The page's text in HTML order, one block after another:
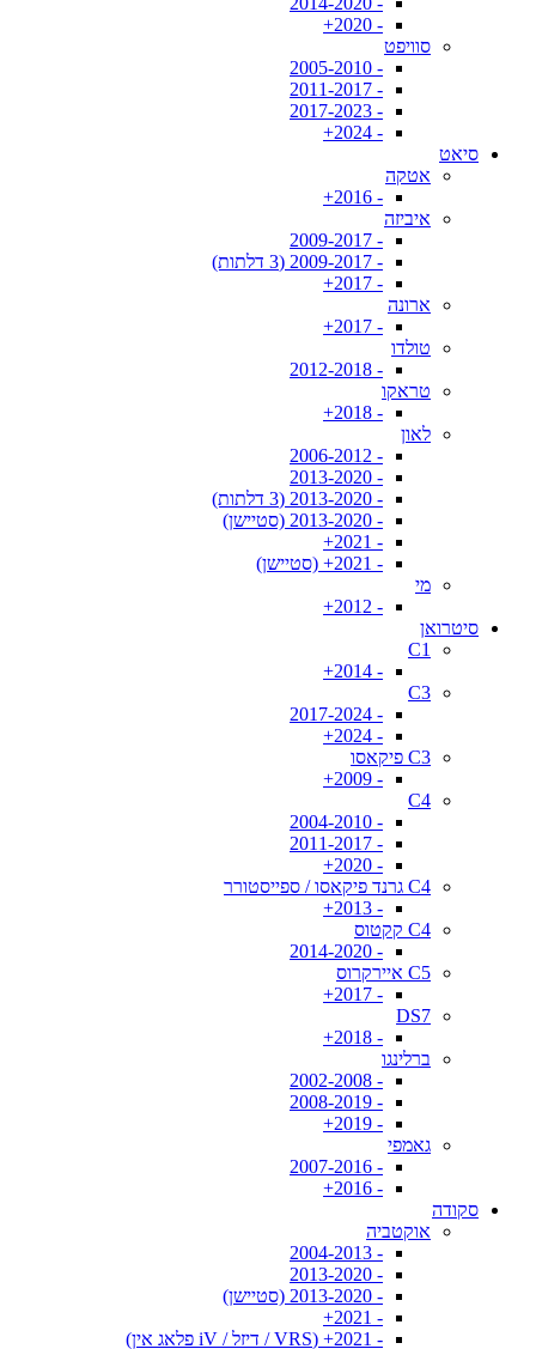
- 2020+
סוויפט
- 2005-2010
- 2011-2017
- 2017-2023
- 2024+
סיאט
אטקה
- 2016+
איביזה
- 2009-2017
- 2009-2017 (3 דלתות)
- 2017+
ארונה
- 2017+
טולדו
- 2012-2018
טראקו
- 2018+
לאון
- 2006-2012
- 2013-2020
- 2013-2020 (3 דלתות)
- 2013-2020 (סטיישן)
- 2021+
- 2021+ (סטיישן)
מי
- 2012+
סיטרואן
C1
- 2014+
C3
- 2017-2024
- 2024+
C3 פיקאסו
- 2009+
C4
- 2004-2010
- 2011-2017
- 2020+
C4 גרנד פיקאסו / ספייסטורר
- 2013+
C4 קקטוס
- 2014-2020
C5 איירקרוס
- 2017+
DS7
- 2018+
ברלינגו
- 2002-2008
- 2008-2019
- 2019+
גאמפי
- 2007-2016
- 2016+
סקודה
אוקטביה
- 2004-2013
- 2013-2020
- 2013-2020 (סטיישן)
- 2021+
- 2021+ (VRS / דיזל / iV פלאג אין)